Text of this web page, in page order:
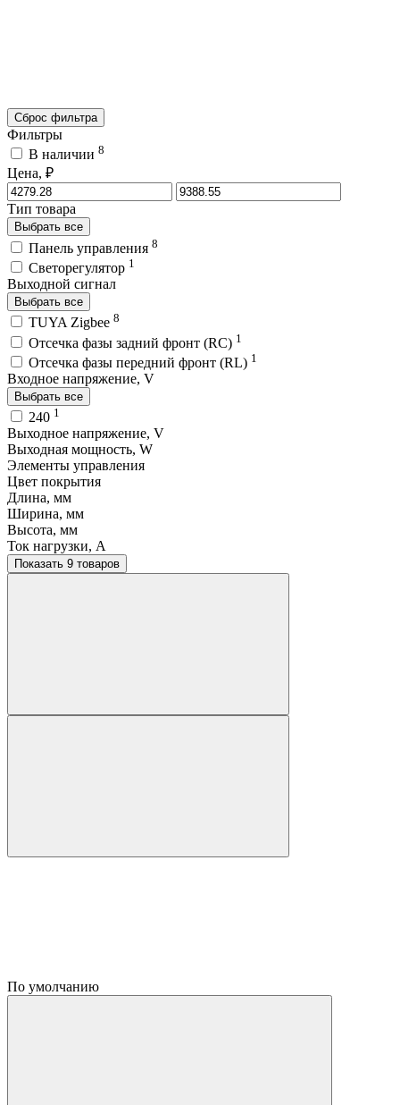
Сброс фильтра
Фильтры
В наличии 8
Цена, ₽
Тип товара
Выбрать все
Панель управления 8
Светорегулятор 1
Выходной сигнал
Выбрать все
TUYA Zigbee 8
Отсечка фазы задний фронт (RC) 1
Отсечка фазы передний фронт (RL) 1
Входное напряжение, V
Выбрать все
240 1
Выходное напряжение, V
Выходная мощность, W
Элементы управления
Цвет покрытия
Длина, мм
Ширина, мм
Высота, мм
Ток нагрузки, A
Показать 9 товаров
По умолчанию